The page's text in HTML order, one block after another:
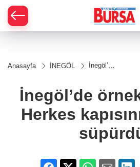
Anasayfa İNEGÖL
İnegöl’de
Herkes
kapısının
süpürdü!
İnegöl’de
Herkes